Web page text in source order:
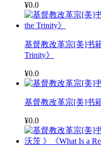
¥0.0
基督教改革宗[美]书
Trinity》
¥0.0
基督教改革宗[美]书
¥0.0